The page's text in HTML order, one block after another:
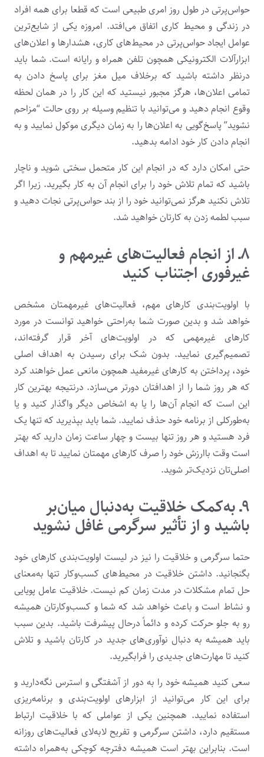
حواس‌پرتی در طول روز امری طبیعی است که قطعا برای همه افراد
در زندگی و محیط کاری اتفاق می‌افتد. امروزه یکی از شایع‌ترین
عوامل ایجاد حواس‌پرتی در محیط‌های کاری، هشدارها و اعلان‌های
ابزارآلات الکترونیکی همچون تلفن همراه و رایانه است. شما باید
درنظر داشته باشید که برخلاف میل مغز برای پاسخ دادن به
تمامی اعلان‌ها، هرگز مجبور نیستید که این ‌کار را در همان لحظه
وقوع انجام دهید و می‌توانید با تنظیم وسیله بر روی حالت “مزاحم
نشوید” پاسخ‌گویی به اعلان‌ها را به زمان دیگری موکول نمایید و به
انجام دادن کار خود ادامه بدهید.
حتی امکان دارد که در انجام این ‌کار متحمل سختی شوید و ناچار
باشید که تمام تلاش خود را برای انجام آن به کار بگیرید. زیرا اگر
تلاش نکنید هرگز نمی‌توانید خود را از بند حواس‌پرتی نجات دهید و
سبب لطمه زدن به کارتان خواهید شد.
۸ـ از انجام فعالیت‌های غیرمهم و
غیرفوری اجتناب کنید
با اولویت‌بندی کارهای مهم، فعالیت‌های غیرمهمتان مشخص
خواهد شد و بدین صورت شما به‌راحتی خواهید توانست در مورد
کارهای غیرمهمی که در اولویت‌های آخر قرار گرفته‌اند،
تصمیم‌گیری نمایید. بدون شک برای رسیدن به اهداف اصلی
خود، پرداختن به کارهای غیرمفید همچون مانعی عمل خواهند کرد
که هر روز شما را از اهدافتان دورتر می‌سازد. درنتیجه بهترین کار
این است که انجام آن‌ها را یا به اشخاص دیگر واگذار کنید و یا
به‌طورکلی از برنامه خود حذف نمایید. شما باید بپذیرید که تنها یک
فرد هستید و هر روز تنها بیست و چهار ساعت زمان دارید که بهتر
است وقت باارزش خود را صرف کارهای مهمتان نمایید تا به اهداف
اصلی‌تان نزدیک‌تر شوید.
۹ـ به‌کمک خلاقیت به‌دنبال میان‌بر
باشید و از تأثیر سرگرمی غافل نشوید
حتما سرگرمی و خلاقیت را نیز در لیست اولویت‌بندی کارهای خود
بگنجانید. داشتن خلاقیت در محیط‌های کسب‌وکار تنها به‌معنای
حل تمام مشکلات در مدت زمان کم نیست. خلاقیت عامل پویایی
و نشاط است و باعث خواهد شد که شما و کسب‌وکارتان همیشه
رو به جلو حرکت کرده و دائماً درحال پیشرفت باشید. بدین سبب
باید همیشه به دنبال نوآوری‌های جدید در کارتان باشید و تلاش
کنید تا مهارت‌های جدیدی را فرابگیرید.
سعی کنید همیشه خود را به دور از آشفتگی و استرس نگه‌دارید و
برای این کار می‌توانید از ابزارهای اولویت‌بندی و برنامه‌ریزی
استفاده نمایید. همچنین یکی از عواملی که با خلاقیت ارتباط
مستقیم دارد، داشتن سرگرمی و تفریح لابه‌لای فعالیت‌های روزانه
است. بنابراین بهتر است همیشه دفترچه کوچکی به‌همراه داشته